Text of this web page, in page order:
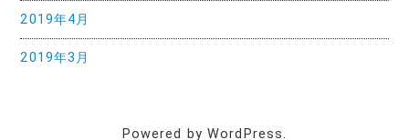
2019年4月
2019年3月
Powered by WordPress.